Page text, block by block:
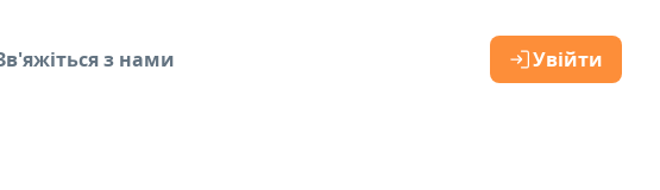
з нами Увійти